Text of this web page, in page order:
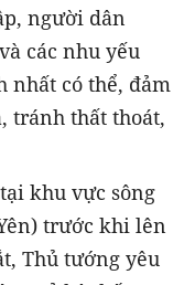
người dân
các nhu yếu
có thể, đảm
tránh thất thoát,
khu vực sông
trước khi lên
Thủ tướng yêu